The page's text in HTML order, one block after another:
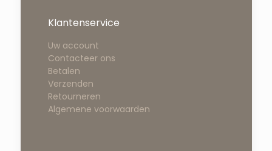
Klantenservice
Uw account
Contacteer ons
Betalen
Verzenden
Retourneren
Algemene voorwaarden